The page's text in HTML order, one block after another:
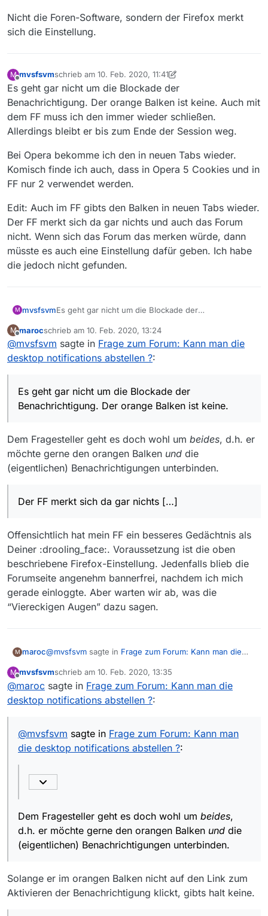
Nicht die Foren-Software, sondern der Firefox merkt
sich die Einstellung.
M
Offline
mvsfsvmschrieb am 10. Feb. 2020, 11:41
zuletzt editiert von mvsfsvm 2. Okt. 2020, 12:45
Es geht gar nicht um die Blockade der
Benachrichtigung. Der orange Balken ist keine. Auch mit
dem FF muss ich den immer wieder schließen.
Allerdings bleibt er bis zum Ende der Session weg.
Bei Opera bekomme ich den in neuen Tabs wieder.
Komisch finde ich auch, dass in Opera 5 Cookies und in
FF nur 2 verwendet werden.
Edit: Auch im FF gibts den Balken in neuen Tabs wieder.
Der FF merkt sich da gar nichts und auch das Forum
nicht. Wenn sich das Forum das merken würde, dann
müsste es auch eine Einstellung dafür geben. Ich habe
die jedoch nicht gefunden.
M mvsfsvmEs geht gar nicht um die Blockade der
mit dem FF muss ich den immer wieder schließen.
Allerdings bleibt er bis zum Ende der Session weg.
Bei Opera bekomme ich den in neuen Tabs wieder.
Komisch finde ich auch, dass in Opera 5 Cookies und
in FF nur 2 verwendet werden.
Edit: Auch im FF gibts den Balken in neuen Tabs
würde, dann müsste es auch eine Einstellung dafür
geben. Ich habe die jedoch nicht gefunden.
M
Offline
marocschrieb am 10. Feb. 2020, 13:24
zuletzt editiert von
@mvsfsvm sagte in Frage zum Forum: Kann man die
desktop notifications abstellen ?:
Es geht gar nicht um die Blockade der
Benachrichtigung. Der orange Balken ist keine.
Dem Fragesteller geht es doch wohl um beides, d.h. er
möchte gerne den orangen Balken und die
(eigentlichen) Benachrichtigungen unterbinden.
Der FF merkt sich da gar nichts […]
Offensichtlich hat mein FF ein besseres Gedächtnis als
Deiner :drooling_face:. Voraussetzung ist die oben
beschriebene Firefox-Einstellung. Jedenfalls blieb die
Forumseite angenehm bannerfrei, nachdem ich mich
gerade einloggte. Aber warten wir ab, was die
“Viereckigen Augen” dazu sagen.
M maroc@mvsfsvm sagte in Frage zum Forum: Kann man die
Es geht gar nicht um die Blockade der
Benachrichtigung. Der orange Balken ist keine.
Dem Fragesteller geht es doch wohl um
(eigentlichen) Benachrichtigungen unterbinden.
Der FF merkt sich da gar nichts […]
Deiner :drooling_face:. Voraussetzung ist die oben
beschriebene Firefox-Einstellung. Jedenfalls blieb die
gerade einloggte. Aber warten wir ab, was die
“Viereckigen Augen” dazu sagen.
M mvsfsvmschrieb am 10. Feb. 2020, 13:35
zuletzt editiert von
@maroc sagte in Frage zum Forum: Kann man die
desktop notifications abstellen ?:
@mvsfsvm sagte in Frage zum Forum: Kann man
die desktop notifications abstellen ?:
Dem Fragesteller geht es doch wohl um beides,
d.h. er möchte gerne den orangen Balken und die
(eigentlichen) Benachrichtigungen unterbinden.
Solange er im orangen Balken nicht auf den Link zum
Aktivieren der Benachrichtigung klickt, gibts halt keine.